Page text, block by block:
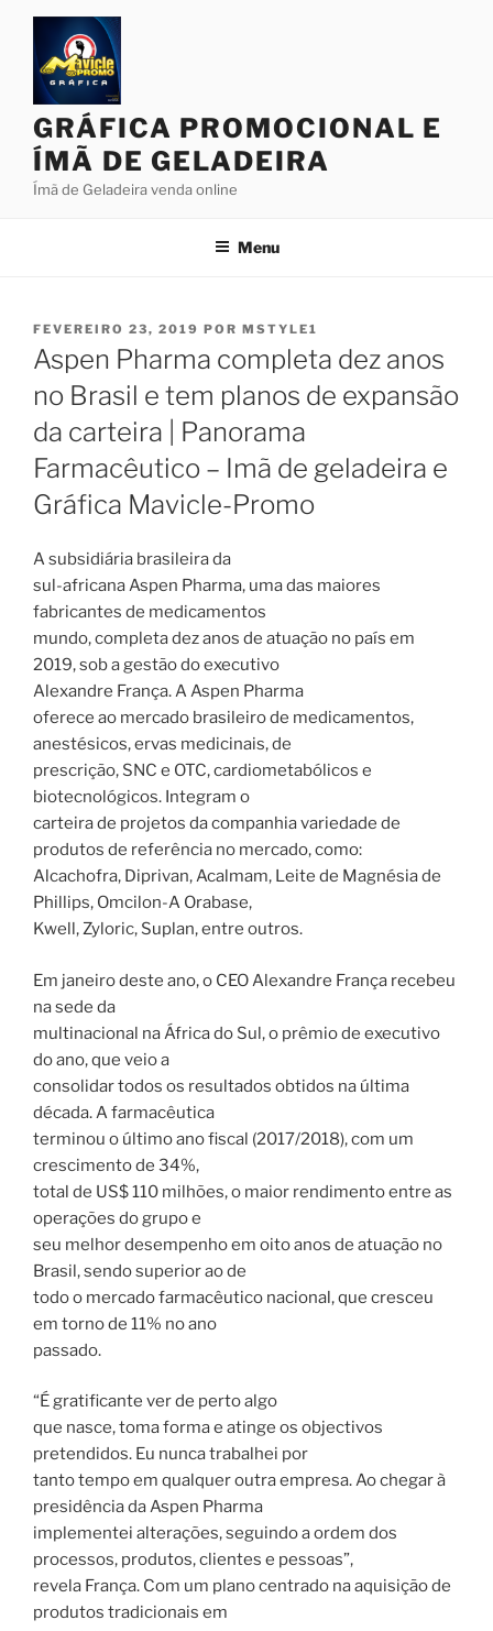
Pular
conteúdo
GRÁFICA PROMOCIONAL E
ÍMÃ DE GELADEIRA
Ímã de Geladeira venda online
Menu
PUBLICADO
EM
FEVEREIRO 23, 2019 POR MSTYLE1
Aspen Pharma completa dez anos
no Brasil e tem planos de expansão
da carteira | Panorama
Farmacêutico – Imã de geladeira e
Gráfica Mavicle-Promo
A subsidiária brasileira da
sul-africana Aspen Pharma, uma das maiores
fabricantes de medicamentos
mundo, completa dez anos de atuação no país em
2019, sob a gestão do executivo
Alexandre França. A Aspen Pharma
oferece ao mercado brasileiro de medicamentos,
anestésicos, ervas medicinais, de
prescrição, SNC e OTC, cardiometabólicos e
biotecnológicos. Integram o
carteira de projetos da companhia variedade de
produtos de referência no mercado, como:
Alcachofra, Diprivan, Acalmam, Leite de Magnésia de
Phillips, Omcilon-A Orabase,
Kwell, Zyloric, Suplan, entre outros.
Em janeiro deste ano, o CEO Alexandre França recebeu
na sede da
multinacional na África do Sul, o prêmio de executivo
do ano, que veio a
consolidar todos os resultados obtidos na última
década. A farmacêutica
terminou o último ano fiscal (2017/2018), com um
crescimento de 34%,
total de US$ 110 milhões, o maior rendimento entre as
operações do grupo e
seu melhor desempenho em oito anos de atuação no
Brasil, sendo superior ao de
todo o mercado farmacêutico nacional, que cresceu
em torno de 11% no ano
passado.
“É gratificante ver de perto algo
que nasce, toma forma e atinge os objectivos
pretendidos. Eu nunca trabalhei por
tanto tempo em qualquer outra empresa. Ao chegar à
presidência da Aspen Pharma
implementei alterações, seguindo a ordem dos
processos, produtos, clientes e pessoas”,
revela França. Com um plano centrado na aquisição de
produtos tradicionais em